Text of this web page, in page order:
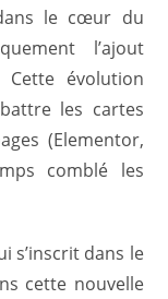
le cœur du
l’ajout
Cette évolution
les cartes
(Elementor,
comblé les
s’inscrit dans le
cette nouvelle